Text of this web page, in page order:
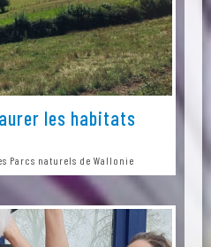
les habitats
Parcs naturels de Wallonie